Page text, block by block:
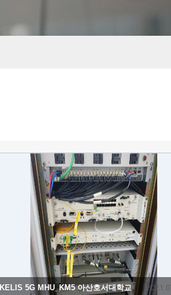
KELIS 5G MHU_KM5 아산호서대학교